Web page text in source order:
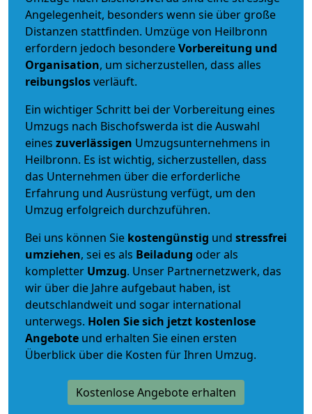
Angelegenheit, besonders wenn sie über große
Distanzen stattfinden. Umzüge von Heilbronn
erfordern jedoch besondereVorbereitung und
Organisation, um sicherzustellen, dass alles
reibungslosverläuft.
Ein wichtiger Schritt bei der Vorbereitung eines
Umzugs nach Bischofswerda ist die Auswahl
eines zuverlässigen Umzugsunternehmens in
Heilbronn. Es ist wichtig, sicherzustellen, dass
das Unternehmen über die erforderliche
Erfahrung und Ausrüstung verfügt, um den
Umzug erfolgreich durchzuführen.
Bei uns können Sie kostengünstig und stressfrei
umziehen, sei es als Beiladung oder als
kompletter Umzug. Unser Partnernetzwerk, das
wir über die Jahre aufgebaut haben, ist
deutschlandweit und sogar international
unterwegs. Holen Sie sich jetzt kostenlose
Angebote und erhalten Sie einen ersten
Überblick über die Kosten für Ihren Umzug.
Kostenlose Angebote erhalten